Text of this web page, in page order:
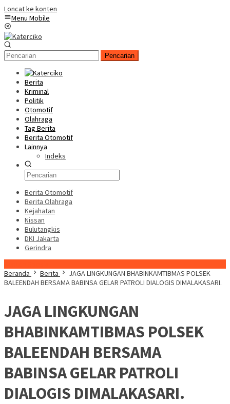
Loncat ke konten
Menu Mobile
Pencarian
Berita
Kriminal
Politik
Otomotif
Olahraga
Tag Berita
Berita Otomotif
Lainnya
Indeks
Berita Otomotif
Berita Olahraga
Kejahatan
Nissan
Bulutangkis
DKI Jakarta
Gerindra
Beranda
Berita
JAGA LINGKUNGAN BHABINKAMTIBMAS POLSEK
BALEENDAH BERSAMA BABINSA GELAR PATROLI DIALOGIS DIMALAKASARI.
JAGA LINGKUNGAN
BHABINKAMTIBMAS POLSEK
BALEENDAH BERSAMA
BABINSA GELAR PATROLI
DIALOGIS DIMALAKASARI.